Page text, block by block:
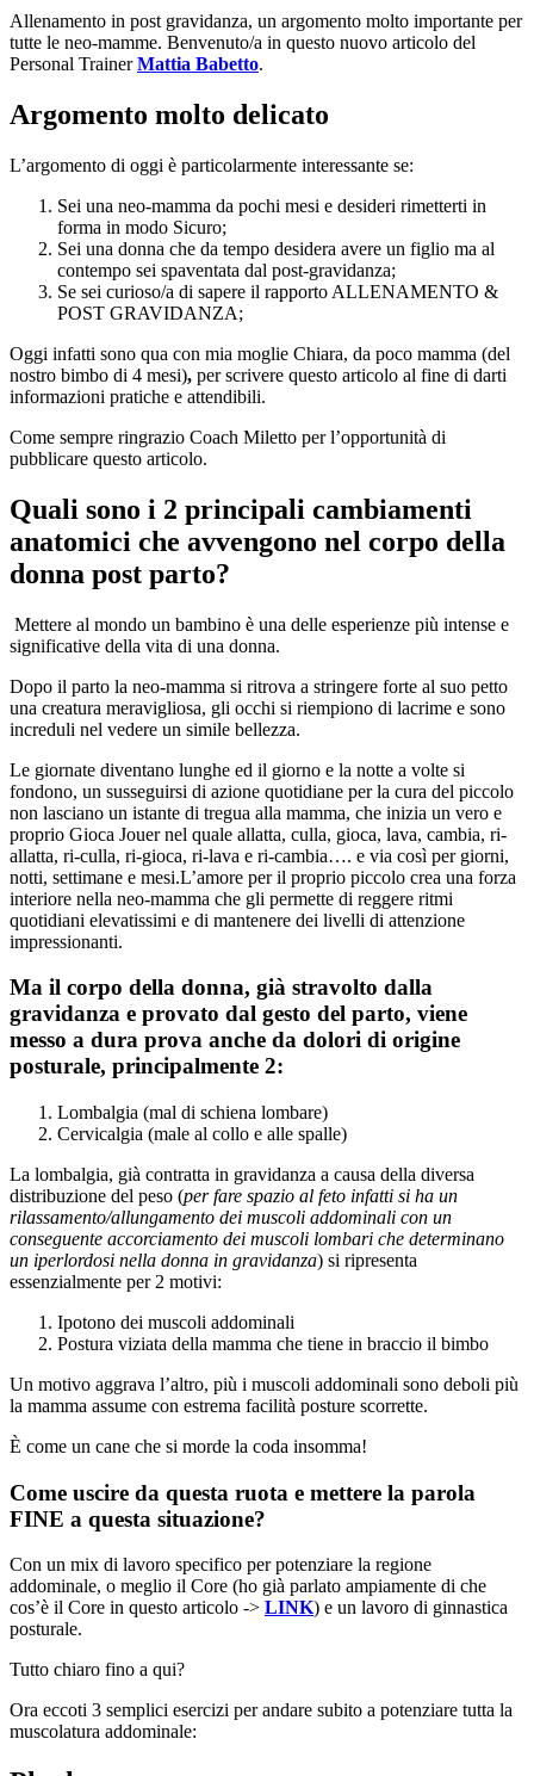
Allenamento in post gravidanza, un argomento molto importante per
tutte le neo-mamme. Benvenuto/a in questo nuovo articolo del
Personal TrainerMattia Babetto.
Argomento molto delicato
L’argomento di oggi è particolarmente interessante se:
Sei una neo-mamma da pochi mesi e desideri rimetterti in
forma in modo Sicuro;
Sei una donna che da tempo desidera avere un figlio ma al
contempo sei spaventata dal post-gravidanza;
Se sei curioso/a di sapere il rapporto ALLENAMENTO &
POST GRAVIDANZA;
Oggi infatti sono qua con mia moglie Chiara, da poco mamma (del
nostro bimbo di 4 mesi), per scrivere questo articolo al fine di darti
informazioni pratiche e attendibili.
Come sempre ringrazio Coach Miletto per l’opportunità di
pubblicare questo articolo.
Quali sono i 2 principali cambiamenti
anatomici che avvengono nel corpo della
donna post parto?
Mettere al mondo un bambino è una delle esperienze più intense e
significative della vita di una donna.
Dopo il parto la neo-mamma si ritrova a stringere forte al suo petto
una creatura meravigliosa, gli occhi si riempiono di lacrime e sono
increduli nel vedere un simile bellezza.
Le giornate diventano lunghe ed il giorno e la notte a volte si
fondono, un susseguirsi di azione quotidiane per la cura del piccolo
non lasciano un istante di tregua alla mamma, che inizia un vero e
proprio Gioca Jouer nel quale allatta, culla, gioca, lava, cambia, ri-
allatta, ri-culla, ri-gioca, ri-lava e ri-cambia…. e via così per giorni,
notti, settimane e mesi.L’amore per il proprio piccolo crea una forza
interiore nella neo-mamma che gli permette di reggere ritmi
quotidiani elevatissimi e di mantenere dei livelli di attenzione
impressionanti.
Ma il corpo della donna, già stravolto dalla
gravidanza e provato dal gesto del parto, viene
messo a dura prova anche da dolori di origine
posturale, principalmente 2:
Lombalgia (mal di schiena lombare)
Cervicalgia (male al collo e alle spalle)
La lombalgia, già contratta in gravidanza a causa della diversa
distribuzione del peso (per fare spazio al feto infatti si ha un
rilassamento/allungamento dei muscoli addominali con un
conseguente accorciamento dei muscoli lombari che determinano
un iperlordosi nella donna in gravidanza) si ripresenta
essenzialmente per 2 motivi:
Ipotono dei muscoli addominali
Postura viziata della mamma che tiene in braccio il bimbo
Un motivo aggrava l’altro, più i muscoli addominali sono deboli più
la mamma assume con estrema facilità posture scorrette.
È come un cane che si morde la coda insomma!
Come uscire da questa ruota e mettere la parola
FINE a questa situazione?
Con un mix di lavoro specifico per potenziare la regione
addominale, o meglio il Core (ho già parlato ampiamente di che
cos’è il Core in questo articolo -> LINK) e un lavoro di ginnastica
posturale.
Tutto chiaro fino a qui?
Ora eccoti 3 semplici esercizi per andare subito a potenziare tutta la
muscolatura addominale: